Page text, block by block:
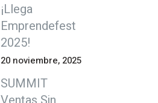
¡Llega
Emprendefest
2025!
20 noviembre, 2025
SUMMIT